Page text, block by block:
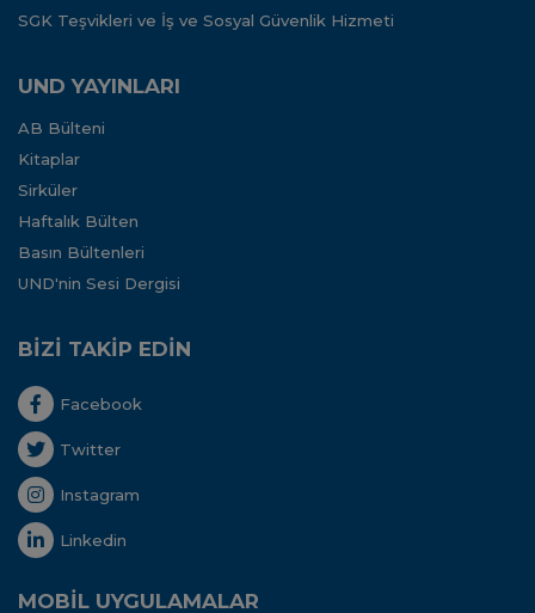
SGK Teşvikleri ve İş ve Sosyal Güvenlik Hizmeti
UND YAYINLARI
AB Bülteni
Kitaplar
Sirküler
Haftalık Bülten
Basın Bültenleri
UND'nin Sesi Dergisi
BİZİ TAKİP EDİN
Facebook
Twitter
Instagram
Linkedin
MOBİL UYGULAMALAR